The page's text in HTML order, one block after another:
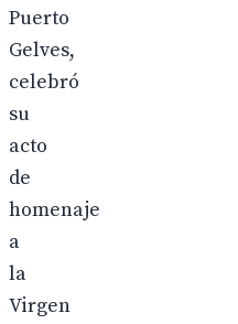
Puerto
Gelves,
celebró
su
acto
de
homenaje
a
la
Virgen